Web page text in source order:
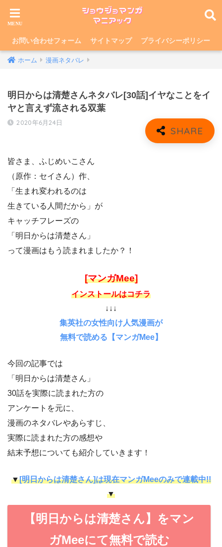
お問い合わせフォーム サイトマップ プライバシーポリシー
ホーム 漫画ネタバレ
明日からは清楚さんネタバレ[30話]イヤなことをイ
ヤと言えず流される双葉
2020年6月24日
皆さま、ふじめいこさん
（原作：セイさん）作、
「生まれ変われるのは
生きている人間だから」が
キャッチフレーズの
「明日からは清楚さん」
って漫画はもう読まれましたか？！
[マンガMee]
インストールはコチラ
↓↓↓
集英社の女性向け人気漫画が
無料で読める【マンガMee】
今回の記事では
「明日からは清楚さん」
30話を実際に読まれた方の
アンケートを元に、
漫画のネタバレやあらすじ、
実際に読まれた方の感想や
結末予想についても紹介していきます！
▼[明日からは清楚さん]は現在マンガMeeのみで連載中!!
▼
【明日からは清楚さん】をマン
ガMeeにて無料で読む